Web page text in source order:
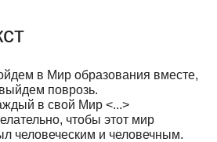
в Мир образования вместе,
поврозь.
в свой Мир <...>
чтобы этот мир
человеческим и человечным.